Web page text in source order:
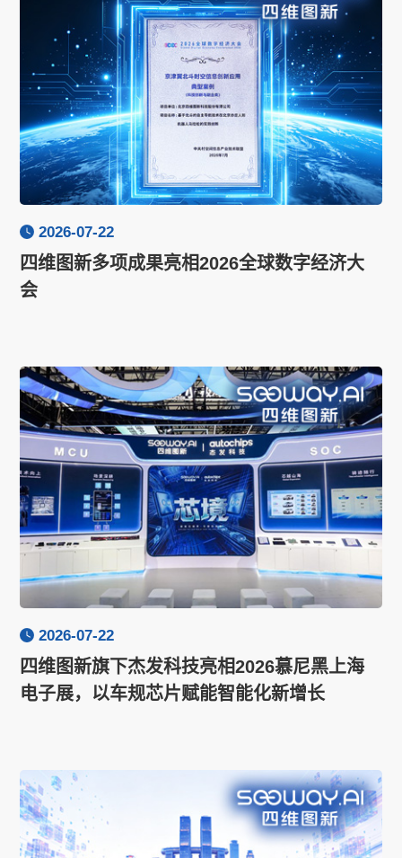
2026-07-22
四维图新多项成果亮相2026全球数字经济大
会
2026-07-22
四维图新旗下杰发科技亮相2026慕尼黑上海
电子展，以车规芯片赋能智能化新增长